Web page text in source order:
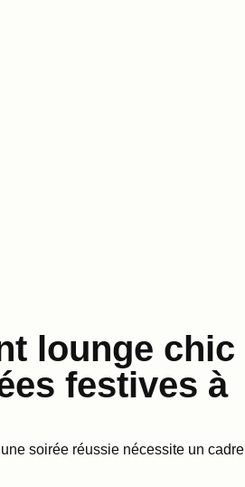
lounge chic
festives à
soirée réussie nécessite un cadre